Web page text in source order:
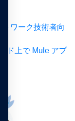
ワーク技術者向
ド上で Mule アプ